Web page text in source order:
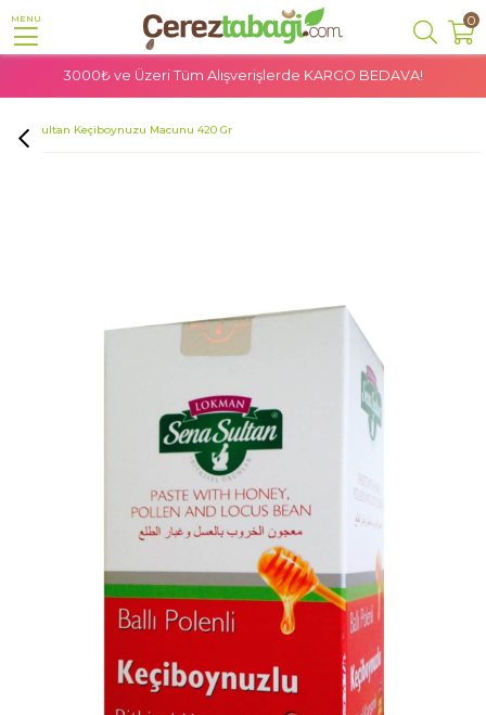
MENU 0
3000₺ ve Üzeri Tüm Alışverişlerde KARGO BEDAVA!
Organik Gıdalar
Sena Sultan Keçiboynuzu Macunu 420 Gr